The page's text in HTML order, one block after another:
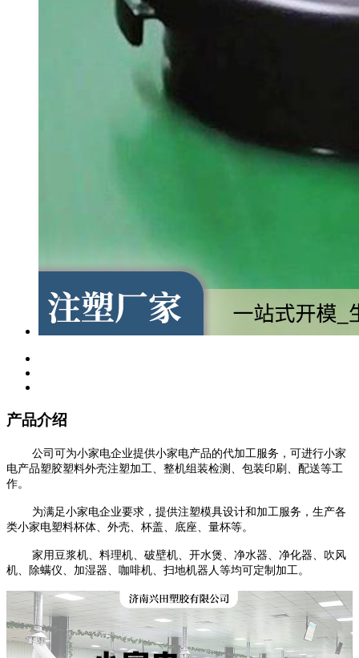
产品介绍
公司可为小家电企业提供小家电产品的代加工服务，可进行小家
电产品塑胶塑料外壳注塑加工、整机组装检测、包装印刷、配送等工
作。
为满足小家电企业要求，提供注塑模具设计和加工服务，生产各
类小家电塑料杯体、外壳、杯盖、底座、量杯等。
家用豆浆机、料理机、破壁机、开水煲、净水器、净化器、吹风
机、除螨仪、加湿器、咖啡机、扫地机器人等均可定制加工。